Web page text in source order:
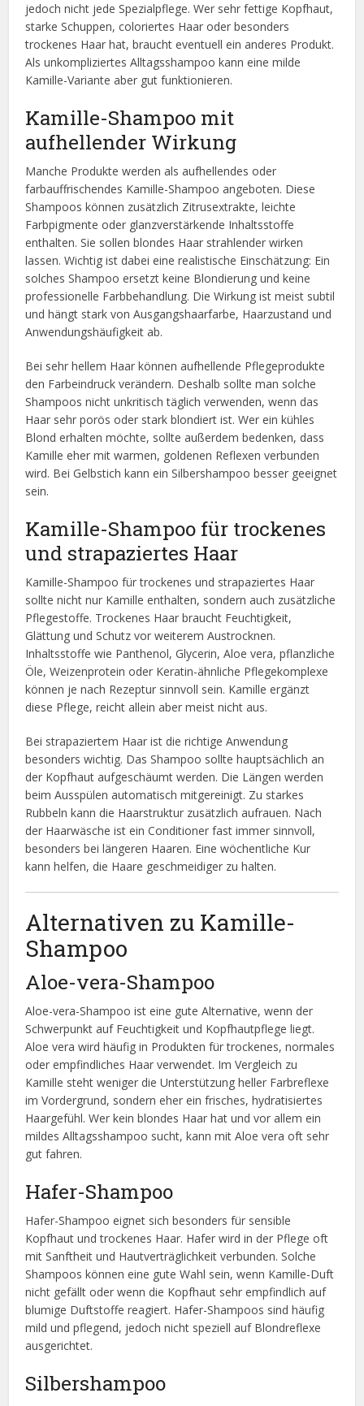
jedoch nicht jede Spezialpflege. Wer sehr fettige Kopfhaut,
starke Schuppen, coloriertes Haar oder besonders
trockenes Haar hat, braucht eventuell ein anderes Produkt.
Als unkompliziertes Alltagsshampoo kann eine milde
Kamille-Variante aber gut funktionieren.
Kamille-Shampoo mit
aufhellender Wirkung
Manche Produkte werden als aufhellendes oder
farbauffrischendes Kamille-Shampoo angeboten. Diese
Shampoos können zusätzlich Zitrusextrakte, leichte
Farbpigmente oder glanzverstärkende Inhaltsstoffe
enthalten. Sie sollen blondes Haar strahlender wirken
lassen. Wichtig ist dabei eine realistische Einschätzung: Ein
solches Shampoo ersetzt keine Blondierung und keine
professionelle Farbbehandlung. Die Wirkung ist meist subtil
und hängt stark von Ausgangshaarfarbe, Haarzustand und
Anwendungshäufigkeit ab.
Bei sehr hellem Haar können aufhellende Pflegeprodukte
den Farbeindruck verändern. Deshalb sollte man solche
Shampoos nicht unkritisch täglich verwenden, wenn das
Haar sehr porös oder stark blondiert ist. Wer ein kühles
Blond erhalten möchte, sollte außerdem bedenken, dass
Kamille eher mit warmen, goldenen Reflexen verbunden
wird. Bei Gelbstich kann ein Silbershampoo besser geeignet
sein.
Kamille-Shampoo für trockenes
und strapaziertes Haar
Kamille-Shampoo für trockenes und strapaziertes Haar
sollte nicht nur Kamille enthalten, sondern auch zusätzliche
Pflegestoffe. Trockenes Haar braucht Feuchtigkeit,
Glättung und Schutz vor weiterem Austrocknen.
Inhaltsstoffe wie Panthenol, Glycerin, Aloe vera, pflanzliche
Öle, Weizenprotein oder Keratin-ähnliche Pflegekomplexe
können je nach Rezeptur sinnvoll sein. Kamille ergänzt
diese Pflege, reicht allein aber meist nicht aus.
Bei strapaziertem Haar ist die richtige Anwendung
besonders wichtig. Das Shampoo sollte hauptsächlich an
der Kopfhaut aufgeschäumt werden. Die Längen werden
beim Ausspülen automatisch mitgereinigt. Zu starkes
Rubbeln kann die Haarstruktur zusätzlich aufrauen. Nach
der Haarwäsche ist ein Conditioner fast immer sinnvoll,
besonders bei längeren Haaren. Eine wöchentliche Kur
kann helfen, die Haare geschmeidiger zu halten.
Alternativen zu Kamille-
Shampoo
Aloe-vera-Shampoo
Aloe-vera-Shampoo ist eine gute Alternative, wenn der
Schwerpunkt auf Feuchtigkeit und Kopfhautpflege liegt.
Aloe vera wird häufig in Produkten für trockenes, normales
oder empfindliches Haar verwendet. Im Vergleich zu
Kamille steht weniger die Unterstützung heller Farbreflexe
im Vordergrund, sondern eher ein frisches, hydratisiertes
Haargefühl. Wer kein blondes Haar hat und vor allem ein
mildes Alltagsshampoo sucht, kann mit Aloe vera oft sehr
gut fahren.
Hafer-Shampoo
Hafer-Shampoo eignet sich besonders für sensible
Kopfhaut und trockenes Haar. Hafer wird in der Pflege oft
mit Sanftheit und Hautverträglichkeit verbunden. Solche
Shampoos können eine gute Wahl sein, wenn Kamille-Duft
nicht gefällt oder wenn die Kopfhaut sehr empfindlich auf
blumige Duftstoffe reagiert. Hafer-Shampoos sind häufig
mild und pflegend, jedoch nicht speziell auf Blondreflexe
ausgerichtet.
Silbershampoo